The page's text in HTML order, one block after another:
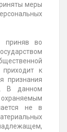
меры
во
приходит к
признания
В данном
не в